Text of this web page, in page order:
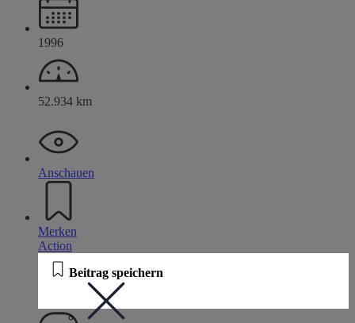
1996
52.934 km
Anschauen
Merken
Action
Beitrag speichern